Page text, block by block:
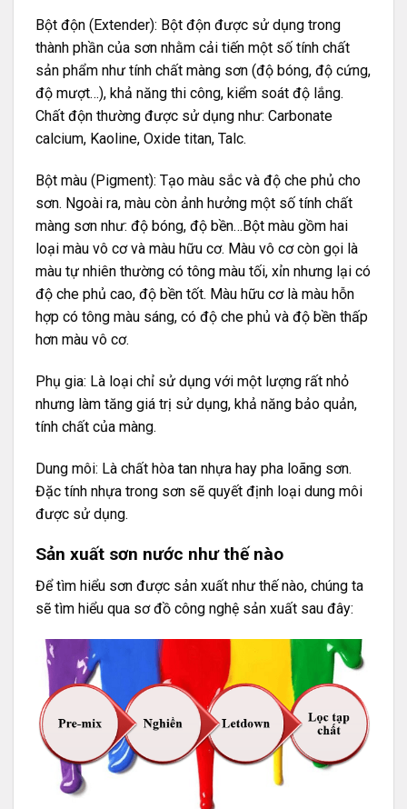
Bột độn (Extender): Bột độn được sử dụng trong
thành phần của sơn nhằm cải tiến một số tính chất
sản phẩm như tính chất màng sơn (độ bóng, độ cứng,
độ mượt…), khả năng thi công, kiểm soát độ lắng.
Chất độn thường được sử dụng như: Carbonate
calcium, Kaoline, Oxide titan, Talc.
Bột màu (Pigment): Tạo màu sắc và độ che phủ cho
sơn. Ngoài ra, màu còn ảnh hưởng một số tính chất
màng sơn như: độ bóng, độ bền…Bột màu gồm hai
loại màu vô cơ và màu hữu cơ. Màu vô cơ còn gọi là
màu tự nhiên thường có tông màu tối, xỉn nhưng lại có
độ che phủ cao, độ bền tốt. Màu hữu cơ là màu hỗn
hợp có tông màu sáng, có độ che phủ và độ bền thấp
hơn màu vô cơ.
Phụ gia: Là loại chỉ sử dụng với một lượng rất nhỏ
nhưng làm tăng giá trị sử dụng, khả năng bảo quản,
tính chất của màng.
Dung môi: Là chất hòa tan nhựa hay pha loãng sơn.
Đặc tính nhựa trong sơn sẽ quyết định loại dung môi
được sử dụng.
Sản xuất sơn nước như thế nào
Để tìm hiểu sơn được sản xuất như thế nào, chúng ta
sẽ tìm hiểu qua sơ đồ công nghệ sản xuất sau đây: